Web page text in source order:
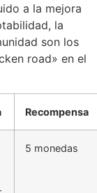
a la mejora
la
son los
road» en el
Recompensa
5 monedas